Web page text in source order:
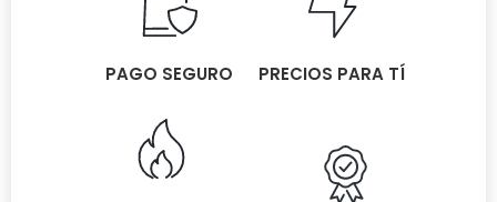
PAGO SEGURO PRECIOS PARA TÍ